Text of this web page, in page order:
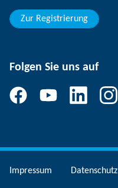
Schüler
Zur Registrierung
Folgen Sie uns auf
Impressum Datenschutz